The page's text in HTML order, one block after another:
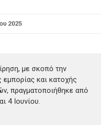
2025
με σκοπό την
και κατοχής
πραγματοποιήθηκε από
4 Ιουνίου.